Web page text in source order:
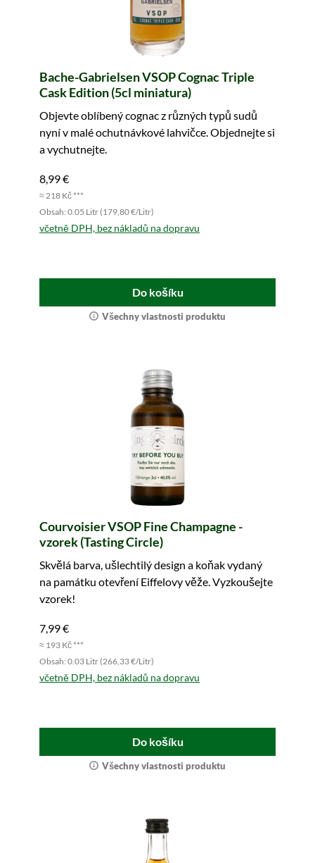
Bache-Gabrielsen VSOP Cognac Triple
Cask Edition (5cl miniatura)
Objevte oblíbený cognac z různých typů sudů
nyní v malé ochutnávkové lahvičce. Objednejte si
a vychutnejte.
8,99 €
≈ 218 Kč ***
Obsah: 0.05 Litr (179,80 €/Litr)
včetně DPH, bez nákladů na dopravu
Do košíku
Všechny vlastnosti produktu
Courvoisier VSOP Fine Champagne -
vzorek (Tasting Circle)
Skvělá barva, ušlechtilý design a koňak vydaný
na památku otevření Eiffelovy věže. Vyzkoušejte
vzorek!
7,99 €
≈ 193 Kč ***
Obsah: 0.03 Litr (266,33 €/Litr)
včetně DPH, bez nákladů na dopravu
Do košíku
Všechny vlastnosti produktu